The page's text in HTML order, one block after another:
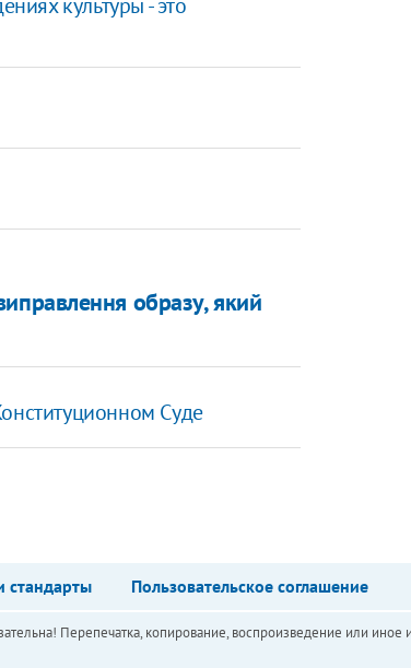
образу, який
Суде
стандарты Пользовательское соглашение
Перепечатка, копирование, воспроизведение или иное